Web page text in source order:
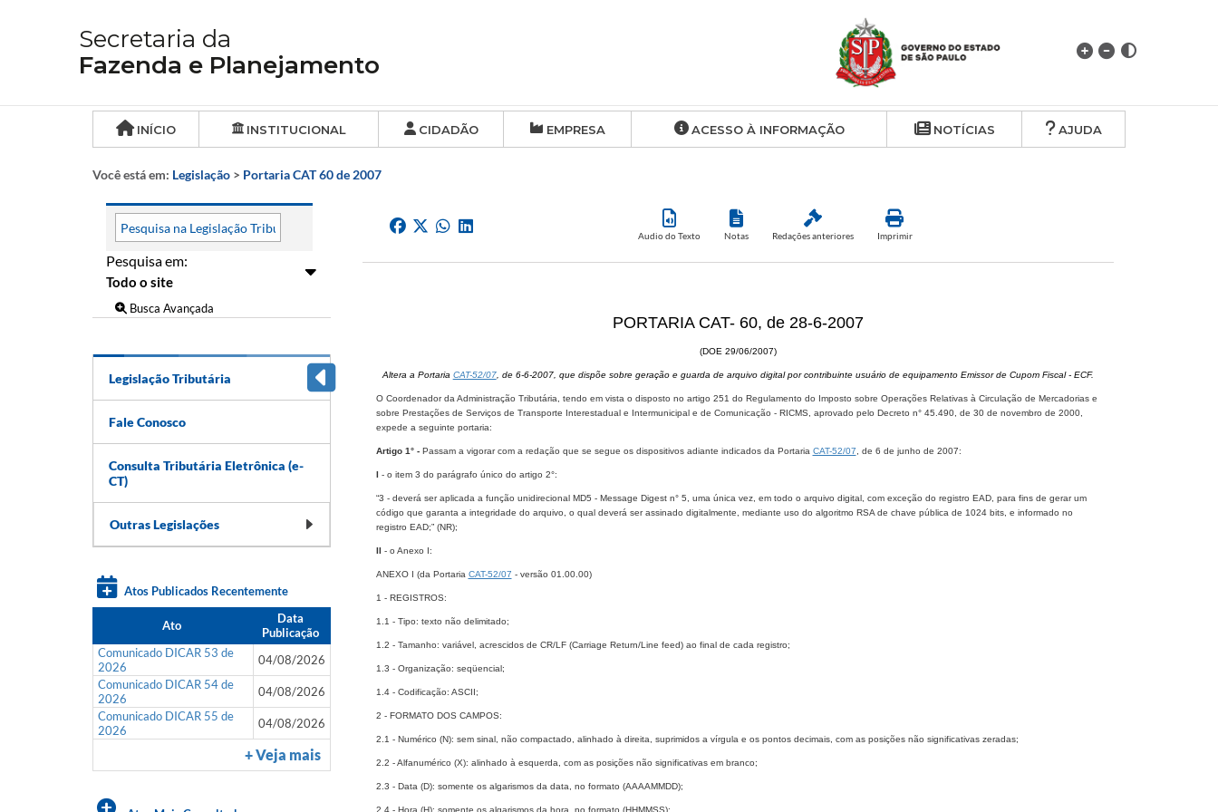
Secretaria da
Fazenda e Planejamento
INÍCIO INSTITUCIONAL CIDADÃO EMPRESA ACESSO À INFORMAÇÃO NOTÍCIAS AJUDA
Você está em: Legislação > Portaria CAT 60 de 2007
Pesquisa em:
Busca Avançada
Legislação Tributária
Fale Conosco
Consulta Tributária Eletrônica (e-
CT)
Outras Legislações
Atos Publicados Recentemente
Ato
Data
Publicação
Comunicado DICAR 53 de
2026
04/08/2026
Comunicado DICAR 54 de
2026
04/08/2026
Comunicado DICAR 55 de
2026
04/08/2026
+ Veja mais
Audio do Texto Notas Redações anteriores Imprimir
PORTARIA CAT- 60, de 28-6-2007
(DOE 29/06/2007)
Altera a Portaria CAT-52/07, de 6-6-2007, que dispõe sobre geração e guarda de arquivo digital por contribuinte usuário de equipamento Emissor de Cupom Fiscal - ECF.
O Coordenador da Administração Tributária, tendo em vista o disposto no artigo 251 do Regulamento do Imposto sobre Operações Relativas à Circulação de Mercadorias e
sobre Prestações de Serviços de Transporte Interestadual e Intermunicipal e de Comunicação - RICMS, aprovado pelo Decreto n° 45.490, de 30 de novembro de 2000,
expede a seguinte portaria:
Artigo 1° -Passam a vigorar com a redação que se segue os dispositivos adiante indicados da Portaria CAT-52/07 , de 6 de junho de 2007:
I - o item 3 do parágrafo único do artigo 2°:
“3 - deverá ser aplicada a função unidirecional MD5 - Message Digest n° 5, uma única vez, em todo o arquivo digital, com exceção do registro EAD, para fins de gerar um
código que garanta a integridade do arquivo, o qual deverá ser assinado digitalmente, mediante uso do algoritmo RSA de chave pública de 1024 bits, e informado no
registro EAD;” (NR);
II - o Anexo I:
ANEXO I (da Portaria CAT-52/07 - versão 01.00.00)
1 - REGISTROS:
1.1 - Tipo: texto não delimitado;
1.2 - Tamanho: variável, acrescidos de CR/LF (Carriage Return/Line feed) ao final de cada registro;
1.3 - Organização: seqüencial;
1.4 - Codificação: ASCII;
2 - FORMATO DOS CAMPOS:
2.1 - Numérico (N): sem sinal, não compactado, alinhado à direita, suprimidos a vírgula e os pontos decimais, com as posições não significativas zeradas;
2.2 - Alfanumérico (X): alinhado à esquerda, com as posições não significativas em branco;
2.3 - Data (D): somente os algarismos da data, no formato (AAAAMMDD);
2.4 - Hora (H): somente os algarismos da hora, no formato (HHMMSS);